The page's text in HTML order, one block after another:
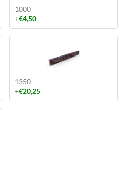
1000
+€4,50
1350
+€20,25